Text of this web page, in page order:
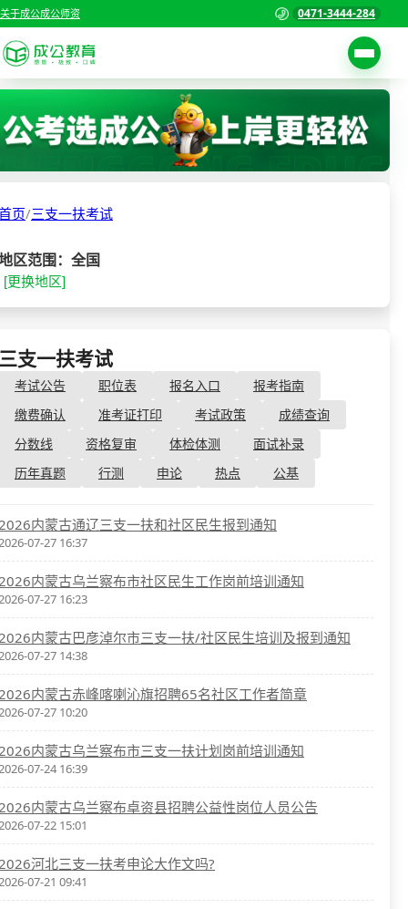
关于成公成公师资 0471-3444-284
考试公告
报考指南
缴费确认
准考证打印
成绩查询
分数线
资格复审
面试补录
历年真题
首页
国家公务员考试
教师资格/教师编制
国企/银行考试
页/三支一扶考试
区范围：全国
[更换地区]
支一扶考试
考试公告 职位表 报名入口
报考指南
缴费确认
准考证打印 考试政策
成绩查询
分数线
资格复审 体检体测
面试补录
历年真题
行测 申论 热点 公基
内蒙古通辽三支一扶和社区民生报到通知
07-27 16:37
内蒙古乌兰察布市社区民生工作岗前培训通知
07-27 16:23
内蒙古巴彦淖尔市三支一扶/社区民生培训及报到通知
07-27 14:38
内蒙古赤峰喀喇沁旗招聘65名社区工作者简章
07-27 10:20
内蒙古乌兰察布市三支一扶计划岗前培训通知
07-24 16:39
内蒙古乌兰察布卓资县招聘公益性岗位人员公告
07-22 15:01
河北三支一扶考申论大作文吗?
07-21 09:41